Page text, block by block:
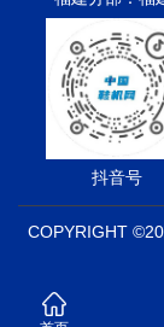
抖音号
COPYRIGHT